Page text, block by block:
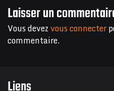
Laisser un
Vous devezvous connecter
commentaire.